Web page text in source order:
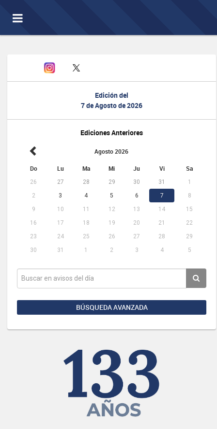
Toggle
navigation
Edición del
7 de Agosto de 2026
Ediciones Anteriores
Agosto 2026
Do Lu Ma Mi Ju Vi Sa
26 27 28 29 30 31
1
2
3 4 5 6 7
8
9
10 11 12 13 14
15
16
17 18 19 20 21
22
23
24 25 26 27 28
29
30
31 1 2 3 4 5
BÚSQUEDA AVANZADA